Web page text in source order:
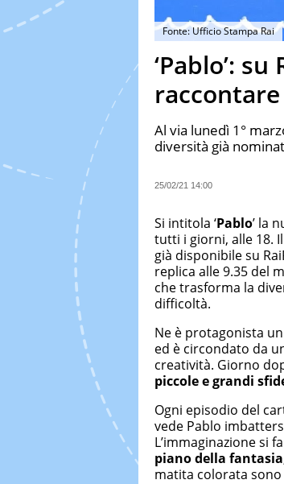
Fonte: Ufficio Stampa Rai
‘Pablo’:
Al via lunedì 1°
diversità già
25/02/21 14:00
Si intitola ‘Pablo’ la
tutti i giorni, alle 18.
già disponibile su
replica alle 9.35 del
che trasforma la
difficoltà.
Ne è protagonista un
ed è circondato da
creatività. Giorno
piccole e grandi
Ogni episodio del
vede Pablo
L’immaginazione si
piano della fantasia
matita colorata